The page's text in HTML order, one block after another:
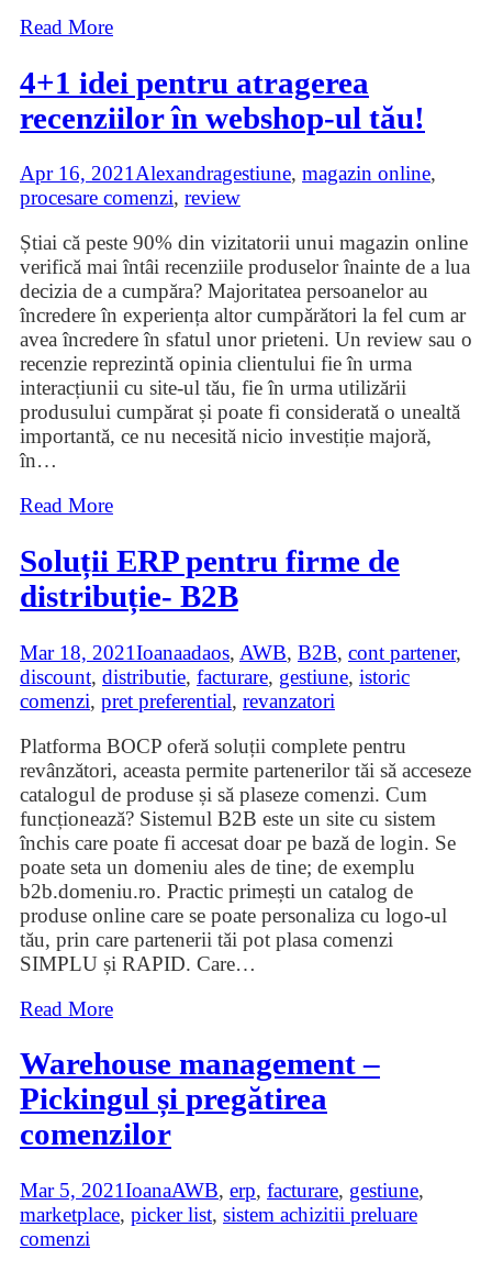
Read More
4+1 idei pentru atragerea
recenziilor în webshop-ul tău!
Apr 16, 2021Alexandragestiune, magazin online,
procesare comenzi, review
Știai că peste 90% din vizitatorii unui magazin online
verifică mai întâi recenziile produselor înainte de a lua
decizia de a cumpăra? Majoritatea persoanelor au
încredere în experiența altor cumpărători la fel cum ar
avea încredere în sfatul unor prieteni. Un review sau o
recenzie reprezintă opinia clientului fie în urma
interacțiunii cu site-ul tău, fie în urma utilizării
produsului cumpărat și poate fi considerată o unealtă
importantă, ce nu necesită nicio investiție majoră,
în…
Read More
Soluții ERP pentru firme de
distribuție- B2B
Mar 18, 2021Ioanaadaos, AWB, B2B, cont partener,
discount, distributie, facturare, gestiune, istoric
comenzi, pret preferential, revanzatori
Platforma BOCP oferă soluții complete pentru
revânzători, aceasta permite partenerilor tăi să acceseze
catalogul de produse și să plaseze comenzi. Cum
funcționează? Sistemul B2B este un site cu sistem
închis care poate fi accesat doar pe bază de login. Se
poate seta un domeniu ales de tine; de exemplu
b2b.domeniu.ro. Practic primești un catalog de
produse online care se poate personaliza cu logo-ul
tău, prin care partenerii tăi pot plasa comenzi
SIMPLU și RAPID. Care…
Read More
Warehouse management –
Pickingul și pregătirea
comenzilor
Mar 5, 2021IoanaAWB, erp, facturare, gestiune,
marketplace, picker list, sistem achizitii preluare
comenzi